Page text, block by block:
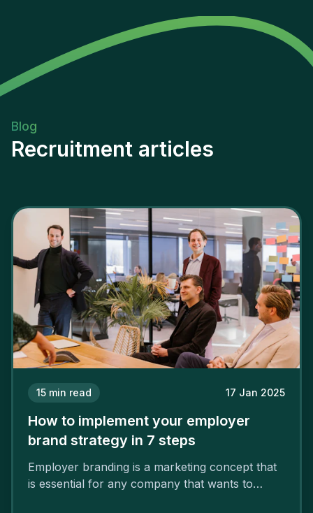
Blog
Recruitment articles
15 min read 17 Jan 2025
How to implement your employer
brand strategy in 7 steps
Employer branding is a marketing concept that
is essential for any company that wants to